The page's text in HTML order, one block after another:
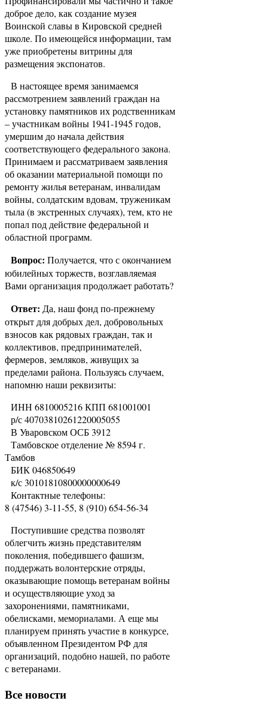
доброе дело, как создание музея
Воинской славы в Кировской средней
школе. По имеющейся информации, там
уже приобретены витрины для
размещения экспонатов.
В настоящее время занимаемся
рассмотрением заявлений граждан на
установку памятников их родственникам
– участникам войны 1941-1945 годов,
умершим до начала действия
соответствующего федерального закона.
Принимаем и рассматриваем заявления
об оказании материальной помощи по
ремонту жилья ветеранам, инвалидам
войны, солдатским вдовам, труженикам
тыла (в экстренных случаях), тем, кто не
попал под действие федеральной и
областной программ.
Вопрос: Получается, что с окончанием
юбилейных торжеств, возглавляемая
Вами организация продолжает работать?
Ответ: Да, наш фонд по-прежнему
открыт для добрых дел, добровольных
взносов как рядовых граждан, так и
коллективов, предпринимателей,
фермеров, земляков, живущих за
пределами района. Пользуясь случаем,
напомню наши реквизиты:
ИНН 6810005216 КПП 681001001
р/с 40703810261220005055
В Уваровском ОСБ 3912
Тамбовское отделение № 8594 г.
Тамбов
БИК 046850649
к/с 30101810800000000649
Контактные телефоны:
8 (47546) 3-11-55, 8 (910) 654-56-34
Поступившие средства позволят
облегчить жизнь представителям
поколения, победившего фашизм,
поддержать волонтерские отряды,
оказывающие помощь ветеранам войны
и осуществляющие уход за
захоронениями, памятниками,
обелисками, мемориалами. А еще мы
планируем принять участие в конкурсе,
объявленном Президентом РФ для
организаций, подобно нашей, по работе
с ветеранами.
Все новости